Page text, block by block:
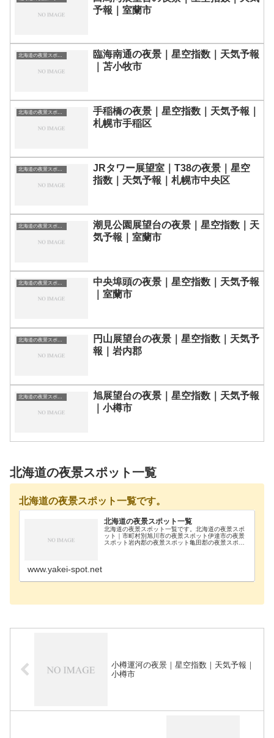
予報｜室蘭市
北海道の夜景スポット一覧
臨海南通の夜景｜星空指数｜天気予報
｜苫小牧市
北海道の夜景スポット一覧
手稲橋の夜景｜星空指数｜天気予報｜
札幌市手稲区
北海道の夜景スポット一覧
JRタワー展望室｜T38の夜景｜星空
指数｜天気予報｜札幌市中央区
北海道の夜景スポット一覧
潮見公園展望台の夜景｜星空指数｜天
気予報｜室蘭市
北海道の夜景スポット一覧
中央埠頭の夜景｜星空指数｜天気予報
｜室蘭市
北海道の夜景スポット一覧
円山展望台の夜景｜星空指数｜天気予
報｜岩内郡
北海道の夜景スポット一覧
旭展望台の夜景｜星空指数｜天気予報
｜小樽市
北海道の夜景スポット一覧
北海道の夜景スポット一覧です。
北海道の夜景スポット一覧
北海道の夜景スポット一覧です。北海道の夜景スポ
ット｜市町村別旭川市の夜景スポット伊達市の夜景
スポット岩内郡の夜景スポット亀田郡の夜景スポッ
www.yakei-spot.net
小樽運河の夜景｜星空指数｜天気予報｜
小樽市